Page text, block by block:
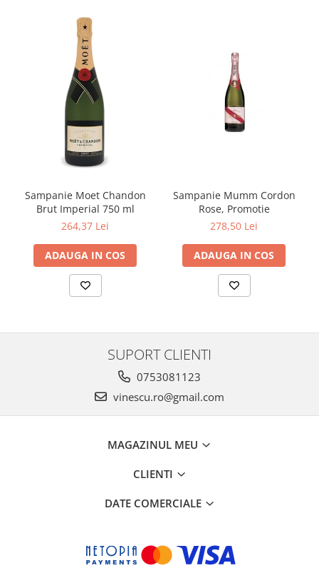
Sampanie Moet Chandon
Brut Imperial 750 ml
264,37 Lei
ADAUGA IN COS
Sampanie Mumm Cordon
Rose, Promotie
278,50 Lei
ADAUGA IN COS
SUPORT CLIENTI
0753081123
vinescu.ro@gmail.com
MAGAZINUL MEU
CLIENTI
DATE COMERCIALE